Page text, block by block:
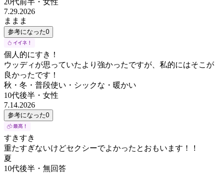
7.29.2026
ままま
参考になった0
個人的にすき！
ウッディが思っていたより強かったですが、私的にはそこが
良かったです！
秋・冬・普段使い・シックな・暖かい
10代後半 ・ 女性
7.14.2026
参考になった0
すきすき
重たすぎないけどセクシーでよかったとおもいます！！
夏
10代後半 ・ 無回答